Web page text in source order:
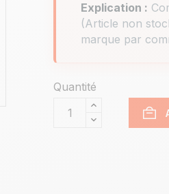
Explication :
(Article non
marque par
Quantité